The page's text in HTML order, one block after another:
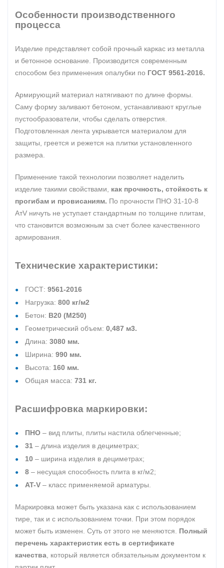
Особенности производственного
процесса
Изделие представляет собой прочный каркас из металла
и бетонное основание. Производится современным
способом без применения опалубки по ГОСТ 9561-2016.
Армирующий материал натягивают по длине формы.
Саму форму заливают бетоном, устанавливают круглые
пустообразователи, чтобы сделать отверстия.
Подготовленная лента укрывается материалом для
защиты, греется и режется на плитки установленного
размера.
Применение такой технологии позволяет наделить
изделие такими свойствами, как прочность, стойкость к
прогибам и провисаниям. По прочности ПНО 31-10-8
АтV ничуть не уступает стандартным по толщине плитам,
что становится возможным за счет более качественного
армирования.
Технические характеристики:
ГОСТ: 9561-2016
Нагрузка: 800 кг/м2
Бетон: В20 (М250)
Геометрический объем: 0,487 м3.
Длина: 3080 мм.
Ширина: 990 мм.
Высота: 160 мм.
Общая масса: 731 кг.
Расшифровка маркировки:
ПНО – вид плиты, плиты настила облегченные;
31 – длина изделия в дециметрах;
10 – ширина изделия в дециметрах;
8 – несущая способность плита в кг/м2;
AT-V – класс применяемой арматуры.
Маркировка может быть указана как с использованием
тире, так и с использованием точки. При этом порядок
может быть изменен. Суть от этого не меняются. Полный
перечень характеристик есть в сертификате
качества , который является обязательным документом к